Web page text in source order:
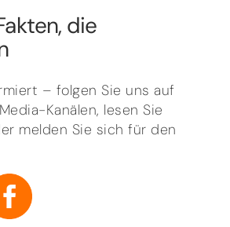
die
– folgen Sie uns auf
Kanälen, lesen Sie
melden Sie sich für den